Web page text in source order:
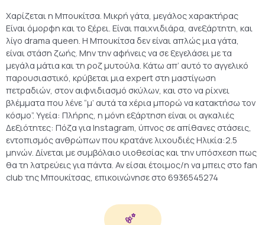
Χαρίζεται η Μπουκίτσα. Μικρή γάτα, μεγάλος χαρακτήρας
Είναι όμορφη και το ξέρει. Είναι παιχνιδιάρα, ανεξάρτητη, και
λίγο drama queen. Η Μπουκίτσα δεν είναι απλώς μια γάτα,
είναι στάση ζωής. Μην την αφήνεις να σε ξεγελάσει με τα
μεγάλα μάτια και τη ροζ μυτούλα. Κάτω απ’ αυτό το αγγελικό
παρουσιαστικό, κρύβεται μια expert στη μαστίγωση
πετραδιών, στον αιφνιδιασμό σκύλων, και στο να ρίχνει
βλέμματα που λένε “μ’ αυτά τα χέρια μπορώ να κατακτήσω τον
κόσμο”. Υγεία: Πλήρης, η μόνη εξάρτηση είναι οι αγκαλιές
Δεξιότητες: Πόζα για Instagram, ύπνος σε απίθανες στάσεις,
εντοπισμός ανθρώπων που κρατάνε λιχουδιές Ηλικία:2.5
μηνών. Δίνεται με συμβόλαιο υιοθεσίας και την υπόσχεση πως
θα τη λατρεύεις για πάντα. Αν είσαι έτοιμος/η να μπεις στο fan
club της Μπουκίτσας, επικοινώνησε στο 6936545274